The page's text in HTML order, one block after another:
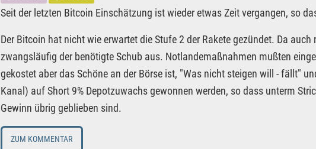
Seit der letzten Bitcoin Einschätzung ist wieder etwas Zeit vergangen, so
Der Bitcoin hat nicht wie erwartet die Stufe 2 der Rakete gezündet. Da
zwangsläufig der benötigte Schub aus. Notlandemaßnahmen mußten
gekostet aber das Schöne an der Börse ist, "Was nicht steigen will - fällt"
Kanal) auf Short 9% Depotzuwachs gewonnen werden, so dass unterm
Gewinn übrig geblieben sind.
ZUM KOMMENTAR